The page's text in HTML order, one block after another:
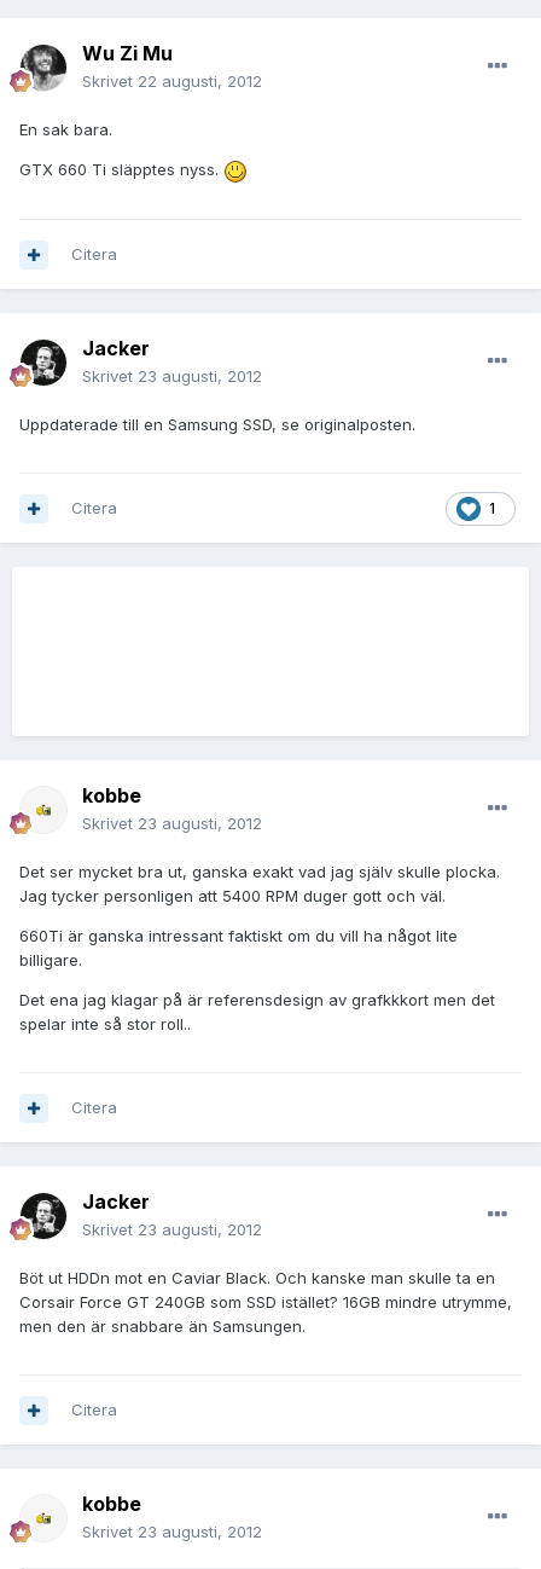
Wu Zi Mu
Skrivet 22 augusti, 2012
En sak bara.
GTX 660 Ti släpptes nyss.
Citera
Jacker
Skrivet 23 augusti, 2012
Uppdaterade till en Samsung SSD, se originalposten.
1
Citera
kobbe
Skrivet 23 augusti, 2012
Det ser mycket bra ut, ganska exakt vad jag själv skulle plocka.
Jag tycker personligen att 5400 RPM duger gott och väl.
660Ti är ganska intressant faktiskt om du vill ha något lite
billigare.
Det ena jag klagar på är referensdesign av grafkkkort men det
spelar inte så stor roll..
Citera
Jacker
Skrivet 23 augusti, 2012
Böt ut HDDn mot en Caviar Black. Och kanske man skulle ta en
Corsair Force GT 240GB som SSD istället? 16GB mindre utrymme,
men den är snabbare än Samsungen.
Citera
kobbe
Skrivet 23 augusti, 2012